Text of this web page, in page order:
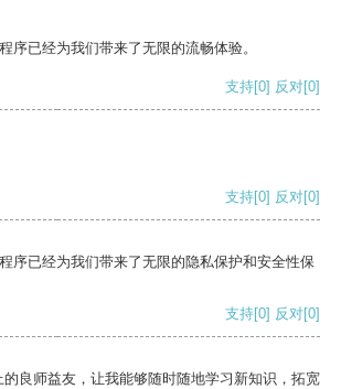
序已经为我们带来了无限的流畅体验。
支持[0] 反对[0]
支持[0] 反对[0]
序已经为我们带来了无限的隐私保护和安全性保
支持[0] 反对[0]
良师益友，让我能够随时随地学习新知识，拓宽